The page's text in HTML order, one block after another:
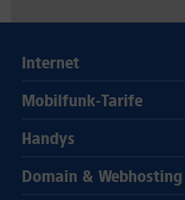
Internet
Mobilfunk-Tarife
Handys
Domain & Webhosting